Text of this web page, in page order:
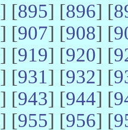
] [895] [896] [
] [907] [908] [
] [919] [920] [
] [931] [932] [
] [943] [944] [
] [955] [956] [